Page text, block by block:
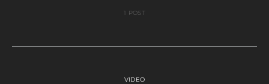
1 POST
VIDEO